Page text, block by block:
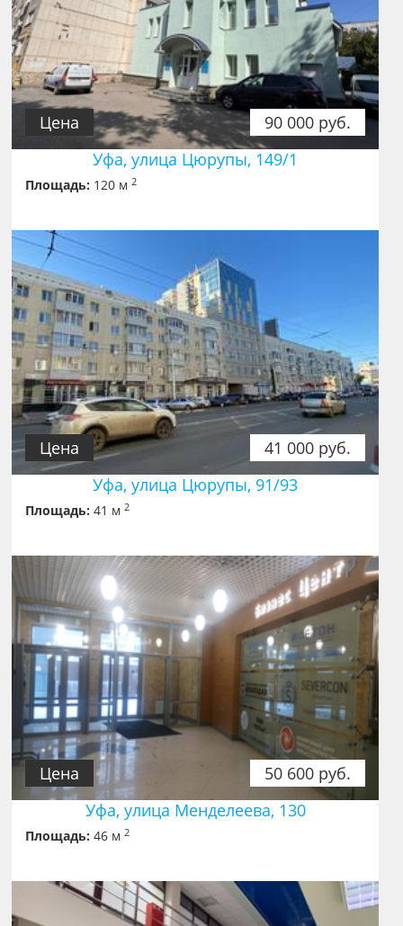
90 000 руб.
Цена
Уфа, улица Цюрупы, 149/1
Площадь: 120 м2
41 000 руб.
Цена
Уфа, улица Цюрупы, 91/93
Площадь: 41 м2
50 600 руб.
Цена
Уфа, улица Менделеева, 130
Площадь: 46 м2